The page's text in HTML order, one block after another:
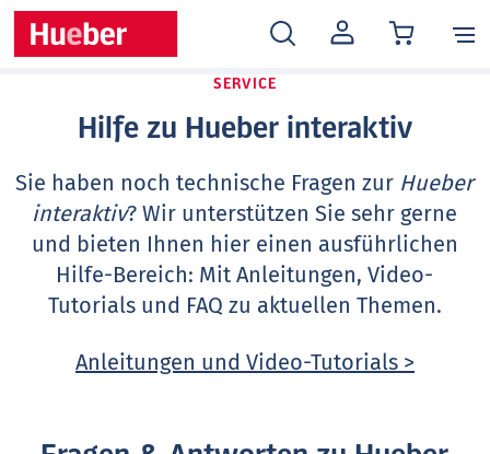
MEIN
KONTO
SERVICE
Hilfe zu Hueber interaktiv
Sie haben noch technische Fragen zur Hueber
interaktiv? Wir unterstützen Sie sehr gerne
und bieten Ihnen hier einen ausführlichen
Hilfe-Bereich: Mit Anleitungen, Video-
Tutorials und FAQ zu aktuellen Themen.
Anleitungen und Video-Tutorials >